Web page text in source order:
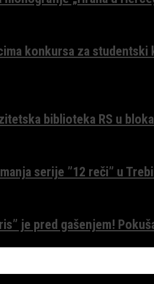
konkursa za
biblioteka RS u
serije ”12 reči” u
je pred gašenjem!